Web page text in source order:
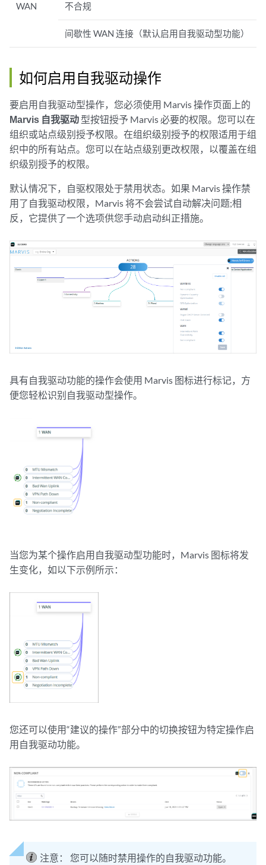
WAN 不合规
间歇性 WAN 连接（默认启用自我驱动型功能）
如何启用自我驱动操作
要启用自我驱动型操作，您必须使用 Marvis 操作页面上的
Marvis 自我驱动 型按钮授予 Marvis 必要的权限。您可以在
组织或站点级别授予权限。在组织级别授予的权限适用于组
织中的所有站点。您可以在站点级别更改权限，以覆盖在组
织级别授予的权限。
默认情况下，自驱权限处于禁用状态。如果 Marvis 操作禁
用了自我驱动权限，Marvis 将不会尝试自动解决问题;相
反，它提供了一个选项供您手动启动纠正措施。
具有自我驱动功能的操作会使用 Marvis 图标进行标记，方
便您轻松识别自我驱动型操作。
当您为某个操作启用自我驱动型功能时，Marvis 图标将发
生变化，如以下示例所示：
您还可以使用“建议的操作”部分中的切换按钮为特定操作启
用自我驱动功能。
注意： 您可以随时禁用操作的自我驱动功能。